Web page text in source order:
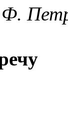
Ф.